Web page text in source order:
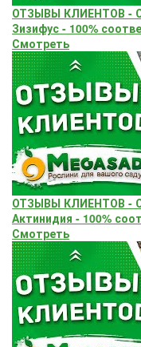
ОТЗЫВЫ КЛИЕНТОВ -
Зизифус - 100%
Смотреть
ОТЗЫВЫ КЛИЕНТОВ -
Актинидия - 100%
Смотреть